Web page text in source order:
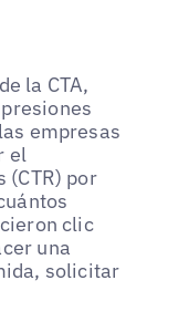
la CTA,
empresas
el
(CTR) por
clic
una
solicitar